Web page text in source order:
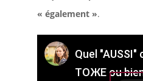
« également ».
Quel
ТОЖЕ ou